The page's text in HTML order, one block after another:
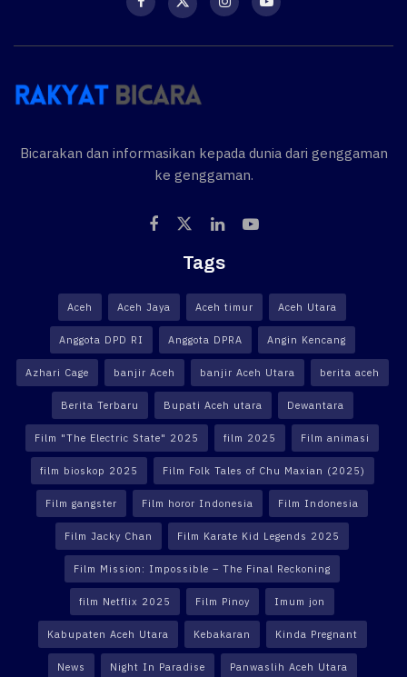
Bicarakan dan informasikan kepada dunia dari genggaman
ke genggaman.
Tags
Aceh Aceh Jaya Aceh timur Aceh Utara
Anggota DPD RI Anggota DPRA Angin Kencang
Azhari Cage banjir Aceh banjir Aceh Utara berita aceh
Berita Terbaru Bupati Aceh utara Dewantara
Film "The Electric State" 2025 film 2025 Film animasi
film bioskop 2025 Film Folk Tales of Chu Maxian (2025)
Film gangster Film horor Indonesia Film Indonesia
Film Jacky Chan Film Karate Kid Legends 2025
Film Mission: Impossible – The Final Reckoning
film Netflix 2025 Film Pinoy Imum jon
Kabupaten Aceh Utara Kebakaran Kinda Pregnant
News Night In Paradise Panwaslih Aceh Utara